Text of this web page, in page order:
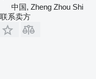
中国, Zheng Zhou Shi
联系卖方